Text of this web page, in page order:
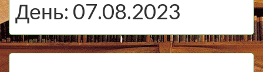
Поселения
День: 07.08.2023